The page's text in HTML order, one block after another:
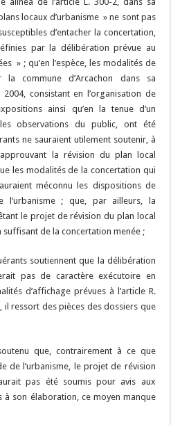
locaux d’urbanisme » ne sont pas
d’entacher la concertation,
par la délibération prévue au
» ; qu’en l’espèce, les modalités de
la commune d’Arcachon dans sa
consistant en l’organisation de
ainsi qu’en la tenue d’un
observations du public, ont été
ne sauraient utilement soutenir, à
la révision du plan local
les modalités de la concertation qui
méconnu les dispositions de
l’urbanisme ; que, par ailleurs, la
le projet de révision du plan local
suffisant de la concertation menée ;
soutiennent que la délibération
pas de caractère exécutoire en
d’affichage prévues à l’article R.
il ressort des pièces des dossiers que
que, contrairement à ce que
de l’urbanisme, le projet de révision
pas été soumis pour avis aux
à son élaboration, ce moyen manque